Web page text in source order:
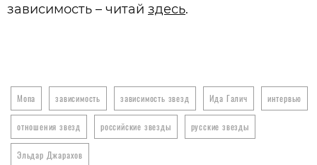
зависимость – читай здесь.
Mona зависимость зависимость звезд Ида Галич интервью
отношения звезд российские звезды русские звезды
Эльдар Джарахов